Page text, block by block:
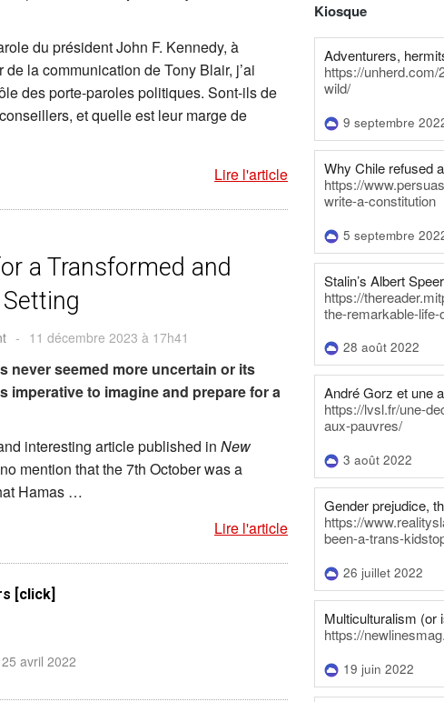
du président John F. Kennedy, à
la communication de Tony Blair, j’ai
des porte-paroles politiques. Sont-ils de
et quelle est leur marge de
Lire l'article
a Transformed and
- 11 décembre 2023 à 17h41
never seemed more uncertain or its
imperative to imagine and prepare for a
interesting article published in New
mention that the 7th October was a
Hamas …
Lire l'article
[click]
25 avril 2022
Kiosque
Adventurers,
https://
wild/
9 septembre
Why Chile refused
https://
write-a-constitution
5 septembre
Stalin’s Albert
https://
the-remarkable-
28 août 2022
André Gorz et une
https://lvsl.fr/une-
aux-pauvres/
3 août 2022
Gender prejudice,
https://
been-a-trans-
26 juillet 2022
Multiculturalism (or
https://
19 juin 2022